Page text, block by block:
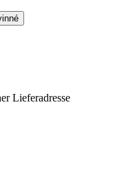
Lieferadresse